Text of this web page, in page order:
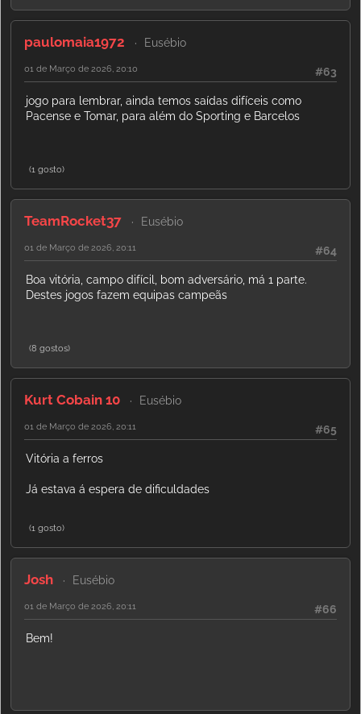
paulomaia1972 Eusébio
#63
01 de Março de 2026, 20:10
jogo para lembrar, ainda temos saídas difíceis como
Pacense e Tomar, para além do Sporting e Barcelos
(1 gosto)
TeamRocket37 Eusébio
#64
01 de Março de 2026, 20:11
Boa vitória, campo difícil, bom adversário, má 1 parte.
Destes jogos fazem equipas campeãs
(8 gostos)
Kurt Cobain 10 Eusébio
#65
01 de Março de 2026, 20:11
Vitória a ferros
Já estava á espera de dificuldades
(1 gosto)
Josh Eusébio
#66
01 de Março de 2026, 20:11
Bem!